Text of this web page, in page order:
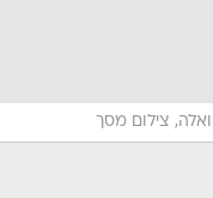
צילום מסך